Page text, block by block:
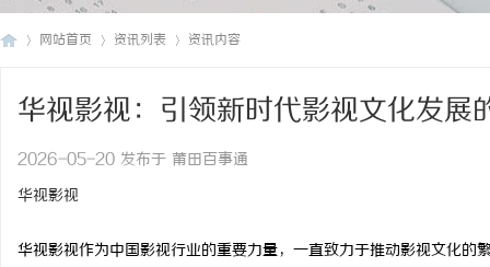
网站首页 资讯列表 资讯内容
华视影视：引领新时代影视文化发展
2026-05-20 发布于 莆田百事通
华视影视
华视影视作为中国影视行业的重要力量，一直致力于推动影视文化